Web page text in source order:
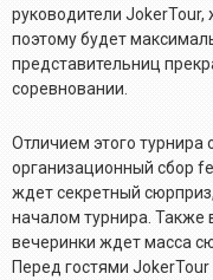
руководители
поэтому будет
представительниц
соревновании.
Отличием этого турнира
организационный сбор
ждет секретный
началом турнира. Также
вечеринки ждет масса
Перед гостями